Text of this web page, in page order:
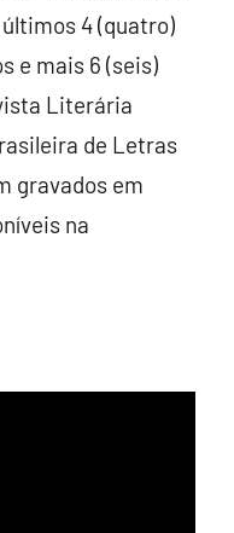
4 (quatro)
e mais 6 (seis)
Literária
de Letras
gravados em
na